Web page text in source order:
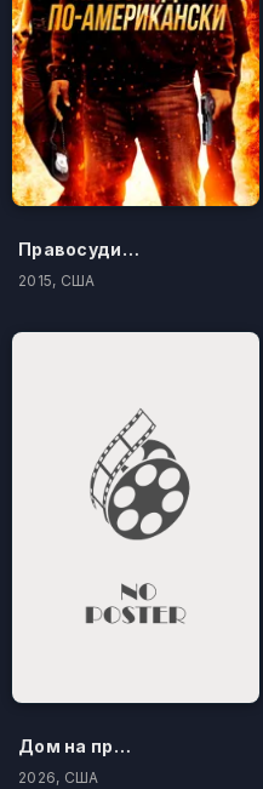
Правосудие по-американски
2015, США
Дом на проклятом холме
2026, США